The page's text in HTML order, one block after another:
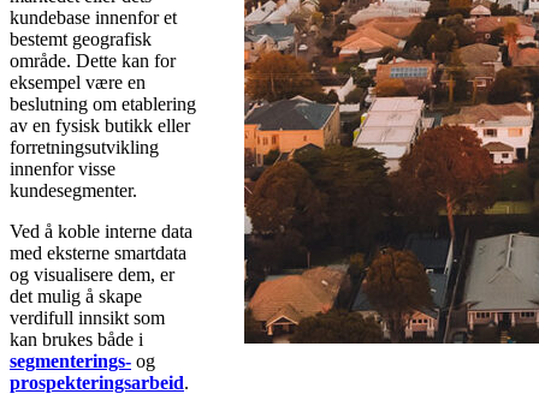
kundebase innenfor et
bestemt geografisk
område. Dette kan for
eksempel være en
beslutning om etablering
av en fysisk butikk eller
forretningsutvikling
innenfor visse
kundesegmenter.
Ved å koble interne data
med eksterne smartdata
og visualisere dem, er
det mulig å skape
verdifull innsikt som
kan brukes både i
segmenterings- og
prospekteringsarbeid.